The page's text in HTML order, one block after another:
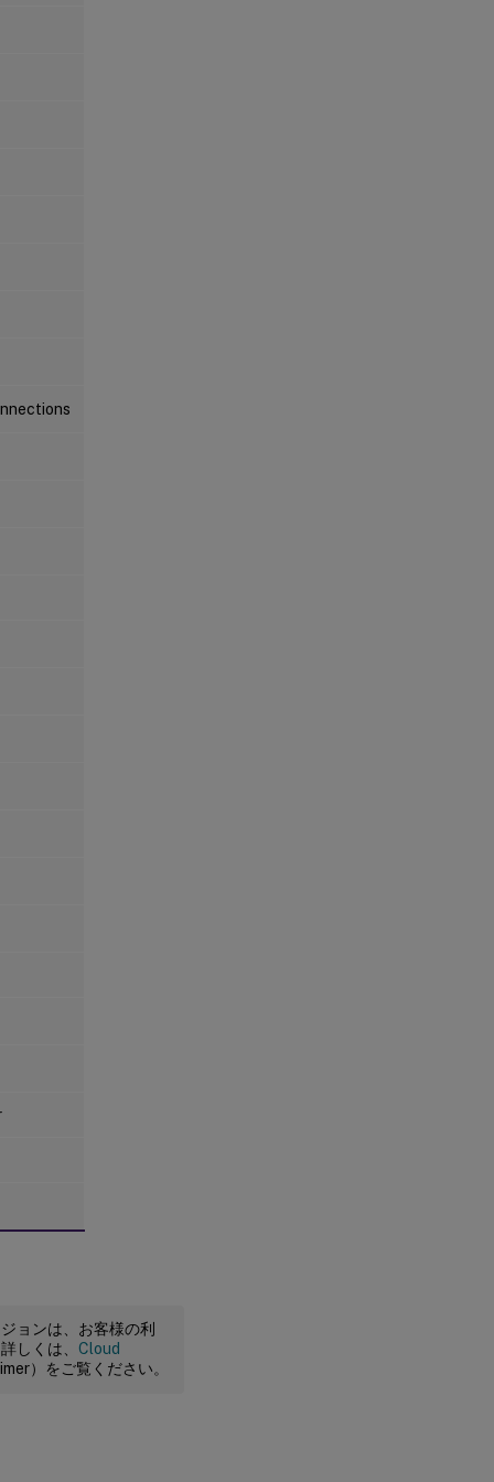
ョンは、お客様の利
しくは、 Cloud
）をご覧ください。